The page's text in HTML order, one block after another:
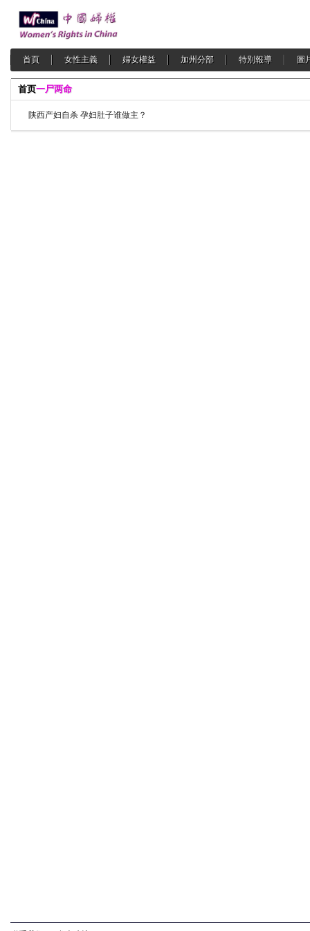
首頁 女性主義 婦女權益 加州分部 特別報導 圖
首页一尸两命
陕西产妇自杀 孕妇肚子谁做主？